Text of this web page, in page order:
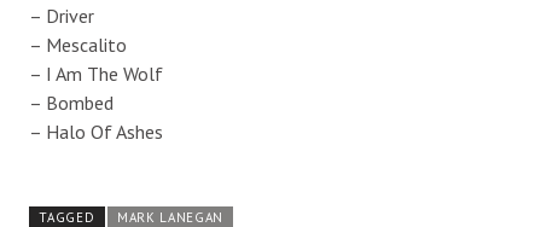
– Driver
– Mescalito
– I Am The Wolf
– Bombed
– Halo Of Ashes
TAGGED MARK LANEGAN